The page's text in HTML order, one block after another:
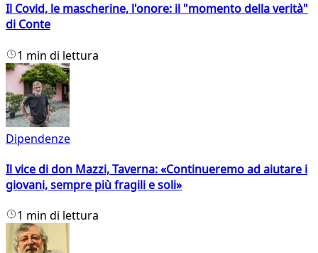
Il Covid, le mascherine, l'onore: il "momento della verità"
di Conte
1 min di lettura
Dipendenze
Il vice di don Mazzi, Taverna: «Continueremo ad aiutare i
giovani, sempre più fragili e soli»
1 min di lettura